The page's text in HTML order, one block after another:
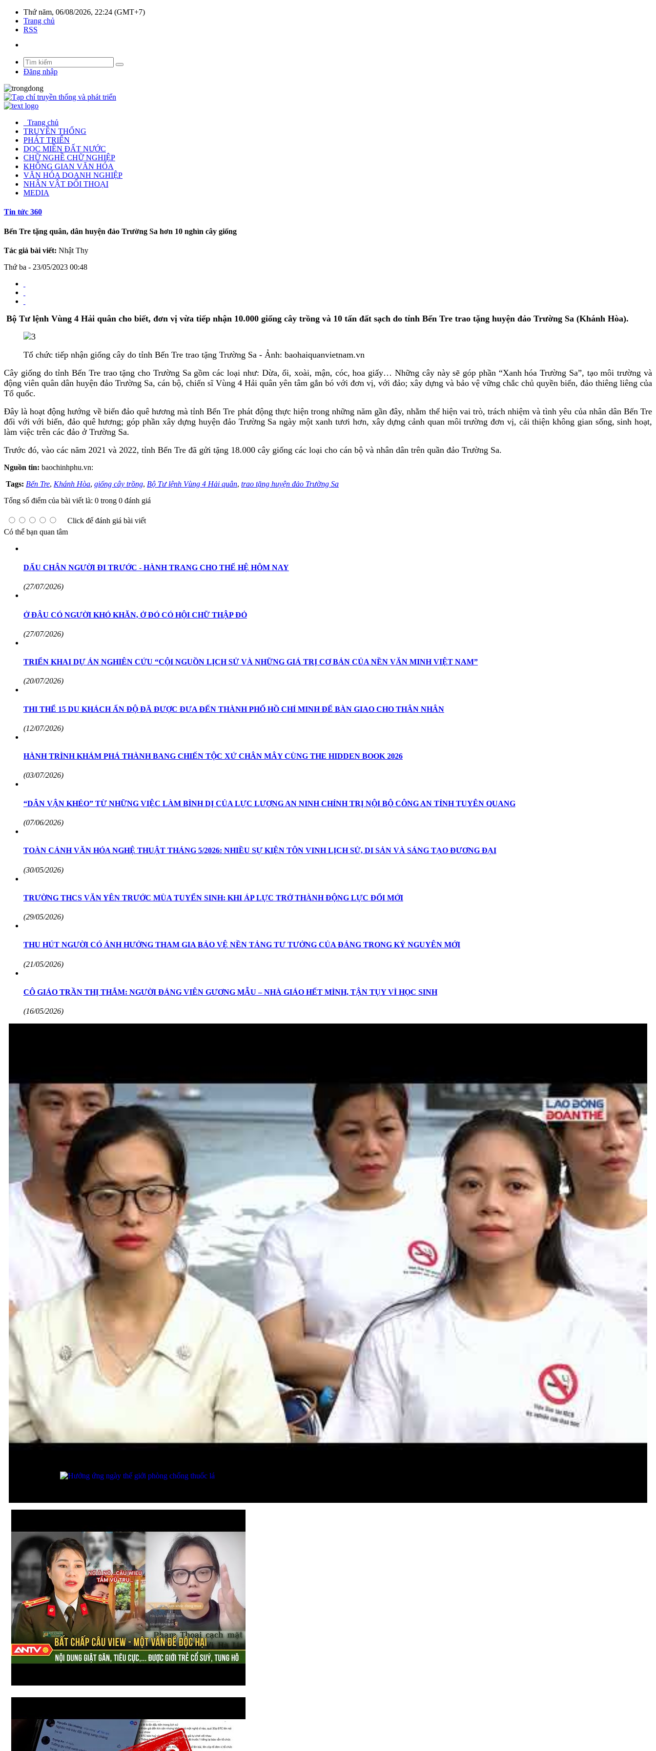
Thứ năm, 06/08/2026, 22:24 (GMT+7)
Trang chủ
RSS
Đăng nhập
Trang chủ
TRUYỀN THỐNG
PHÁT TRIỂN
DỌC MIỀN ĐẤT NƯỚC
CHỮ NGHỀ CHỮ NGHIỆP
KHÔNG GIAN VĂN HÓA
VĂN HÓA DOANH NGHIỆP
NHÂN VẬT ĐỐI THOẠI
MEDIA
Tin tức 360
Bến Tre tặng quân, dân huyện đảo Trường Sa hơn 10 nghìn cây giống
Tác giả bài viết: Nhật Thy
Thứ ba - 23/05/2023 00:48
Bộ Tư lệnh Vùng 4 Hải quân cho biết, đơn vị vừa tiếp nhận 10.000 giống cây trồng và 10 tấn đất sạch do tỉnh Bến Tre trao tặng huyện đảo Trường Sa (Khánh Hòa).
Tổ chức tiếp nhận giống cây do tỉnh Bến Tre trao tặng Trường Sa - Ảnh: baohaiquanvietnam.vn
Cây giống do tỉnh Bến Tre trao tặng cho Trường Sa gồm các loại như: Dừa, ổi, xoài, mận, cóc, hoa giấy… Những cây này sẽ góp phần “Xanh hóa Trường Sa”, tạo môi trường và
động viên quân dân huyện đảo Trường Sa, cán bộ, chiến sĩ Vùng 4 Hải quân yên tâm gắn bó với đơn vị, với đảo; xây dựng và bảo vệ vững chắc chủ quyền biển, đảo thiêng liêng của
Tổ quốc.
Đây là hoạt động hướng về biển đảo quê hương mà tỉnh Bến Tre phát động thực hiện trong những năm gần đây, nhằm thể hiện vai trò, trách nhiệm và tình yêu của nhân dân Bến Tre
đối với với biển, đảo quê hương; góp phần xây dựng huyện đảo Trường Sa ngày một xanh tươi hơn, xây dựng cảnh quan môi trường đơn vị, cải thiện không gian sống, sinh hoạt,
làm việc trên các đảo ở Trường Sa.
Trước đó, vào các năm 2021 và 2022, tỉnh Bến Tre đã gửi tặng 18.000 cây giống các loại cho cán bộ và nhân dân trên quần đảo Trường Sa.
Nguồn tin: baochinhphu.vn:
Tags: Bến Tre, Khánh Hòa, giống cây trồng, Bộ Tư lệnh Vùng 4 Hải quân, trao tặng huyện đảo Trường Sa
Tổng số điểm của bài viết là: 0 trong 0 đánh giá
Click để đánh giá bài viết
Có thể bạn quan tâm
DẤU CHÂN NGƯỜI ĐI TRƯỚC - HÀNH TRANG CHO THẾ HỆ HÔM NAY
(27/07/2026)
Ở ĐÂU CÓ NGƯỜI KHÓ KHĂN, Ở ĐÓ CÓ HỘI CHỮ THẬP ĐỎ
(27/07/2026)
TRIỂN KHAI DỰ ÁN NGHIÊN CỨU “CỘI NGUỒN LỊCH SỬ VÀ NHỮNG GIÁ TRỊ CƠ BẢN CỦA NỀN VĂN MINH VIỆT NAM”
(20/07/2026)
THI THỂ 15 DU KHÁCH ẤN ĐỘ ĐÃ ĐƯỢC ĐƯA ĐẾN THÀNH PHỐ HỒ CHÍ MINH ĐỂ BÀN GIAO CHO THÂN NHÂN
(12/07/2026)
HÀNH TRÌNH KHÁM PHÁ THÀNH BANG CHIẾN TỘC XỨ CHÂN MÂY CÙNG THE HIDDEN BOOK 2026
(03/07/2026)
“DÂN VẬN KHÉO” TỪ NHỮNG VIỆC LÀM BÌNH DỊ CỦA LỰC LƯỢNG AN NINH CHÍNH TRỊ NỘI BỘ CÔNG AN TỈNH TUYÊN QUANG
(07/06/2026)
TOÀN CẢNH VĂN HÓA NGHỆ THUẬT THÁNG 5/2026: NHIỀU SỰ KIỆN TÔN VINH LỊCH SỬ, DI SẢN VÀ SÁNG TẠO ĐƯƠNG ĐẠI
(30/05/2026)
TRƯỜNG THCS VĂN YÊN TRƯỚC MÙA TUYỂN SINH: KHI ÁP LỰC TRỞ THÀNH ĐỘNG LỰC ĐỔI MỚI
(29/05/2026)
THU HÚT NGƯỜI CÓ ẢNH HƯỞNG THAM GIA BẢO VỆ NỀN TẢNG TƯ TƯỞNG CỦA ĐẢNG TRONG KỶ NGUYÊN MỚI
(21/05/2026)
CÔ GIÁO TRẦN THỊ THẮM: NGƯỜI ĐẢNG VIÊN GƯƠNG MẪU – NHÀ GIÁO HẾT MÌNH, TẬN TỤY VÌ HỌC SINH
(16/05/2026)